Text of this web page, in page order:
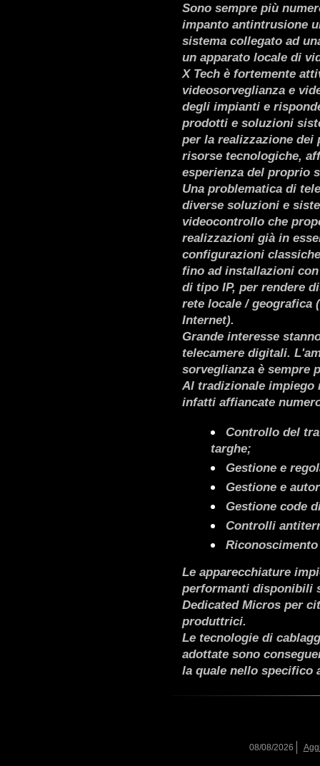
Sono sempre più
impanto antintrusione
sistema collegato ad
un apparato locale di
X Tech è fortemente
videosorveglianza e
degli impianti e
prodotti e soluzioni
per la realizzazione
risorse tecnologiche,
esperienza del proprio
Una problematica di
diverse soluzioni e
videocontrollo che
realizzazioni già in
configurazioni
fino ad installazioni
di tipo IP, per rendere
rete locale / geografica
Internet).
Grande interesse
telecamere digitali.
sorveglianza è sempre
Al tradizionale impiego
infatti affiancate
Controllo del
targhe;
Gestione e
Gestione e
Gestione code
Controlli
Le apparecchiature
performanti disponibili
Dedicated Micros per
produttrici.
Le tecnologie di
adottate sono
la quale nello specifico
08/08/2026